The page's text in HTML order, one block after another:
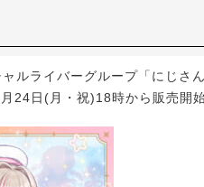
ルライバーグループ「にじさ
24日(月・祝)18時から販売開始